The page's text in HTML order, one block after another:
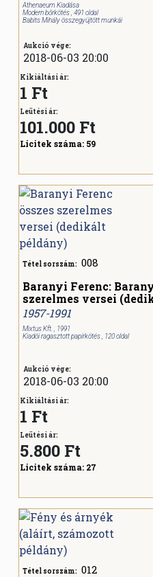
Athenaeum Kiadása
Modern bőrkötés , 491 oldal
Babits Mihály összegyüjtött munkái
Aukció vége:
2018-06-03 20:00
Kikiáltási ár:
1 Ft
Leütési ár:
101.000 Ft
Licitek száma: 59
Tétel sorszám: 008
Baranyi Ferenc:
szerelmes versei
1957-1991
Mixtus Kft. , 1991
Kiadói ragasztott papírkötés , 120 oldal
Aukció vége:
2018-06-03 20:00
Kikiáltási ár:
1 Ft
Leütési ár:
5.800 Ft
Licitek száma: 27
Tétel sorszám: 012